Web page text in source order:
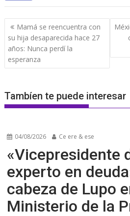
Navegación
de
entradas
Mamá se reencuentra con
su hija desaparecida hace 27
años: Nunca perdí la
esperanza
Tambíen te puede interesar
04/08/2026 Ce ere & ese
«Vicepresidente
experto en
cabeza de Lupo
Ministerio de la